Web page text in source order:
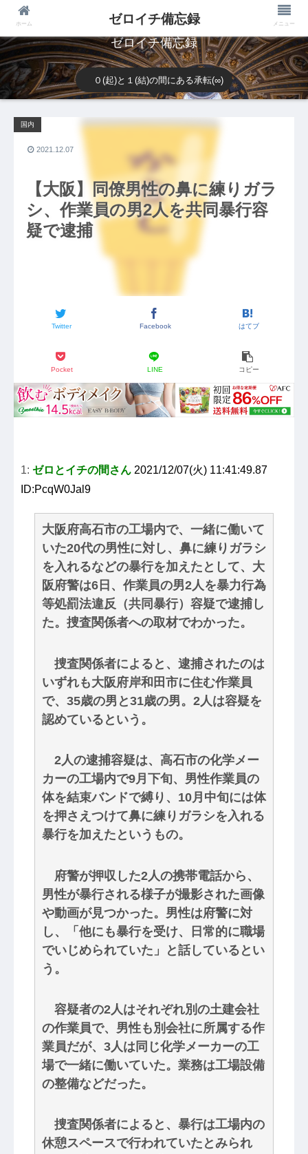
ゼロイチ備忘録
０(起)と１(結)の間にある承転(∞)
【大阪】同僚男性の鼻に練りガラ
シ、作業員の男2人を共同暴行容
疑で逮捕
国内
Twitter Facebook はてブ
Pocket LINE コピー
2021.12.07
1: ゼロとイチの間さん 2021/12/07(火) 11:41:49.87
ID:PcqW0Jal9
大阪府高石市の工場内で、一緒に働いて
いた20代の男性に対し、鼻に練りガラシ
を入れるなどの暴行を加えたとして、大
阪府警は6日、作業員の男2人を暴力行為
等処罰法違反（共同暴行）容疑で逮捕し
た。捜査関係者への取材でわかった。
捜査関係者によると、逮捕されたのは
いずれも大阪府岸和田市に住む作業員
で、35歳の男と31歳の男。2人は容疑を
認めているという。
2人の逮捕容疑は、高石市の化学メー
カーの工場内で9月下旬、男性作業員の
体を結束バンドで縛り、10月中旬には体
を押さえつけて鼻に練りガラシを入れる
暴行を加えたというもの。
府警が押収した2人の携帯電話から、
男性が暴行される様子が撮影された画像
や動画が見つかった。男性は府警に対
し、「他にも暴行を受け、日常的に職場
でいじめられていた」と話しているとい
う。
容疑者の2人はそれぞれ別の土建会社
の作業員で、男性も別会社に所属する作
業員だが、3人は同じ化学メーカーの工
場で一緒に働いていた。業務は工場設備
の整備などだった。
捜査関係者によると、暴行は工場内の
休憩スペースで行われていたとみられ
ホーム ゼロイチ備忘録 メニュー